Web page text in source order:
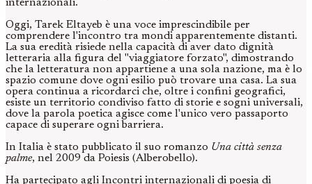
internazionali.
Oggi, Tarek Eltayeb è una voce imprescindibile per
comprendere l'incontro tra mondi apparentemente distanti.
La sua eredità risiede nella capacità di aver dato dignità
letteraria alla figura del "viaggiatore forzato", dimostrando
che la letteratura non appartiene a una sola nazione, ma è lo
spazio comune dove ogni esilio può trovare una casa. La sua
opera continua a ricordarci che, oltre i confini geografici,
esiste un territorio condiviso fatto di storie e sogni universali,
dove la parola poetica agisce come l'unico vero passaporto
capace di superare ogni barriera.
In Italia è stato pubblicato il suo romanzo Una città senza
palme, nel 2009 da Poiesis (Alberobello).
Ha partecipato agli Incontri internazionali di poesia di